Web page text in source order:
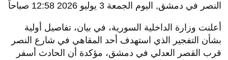
النصر في دمشق, اليوم الجمعة 3 يوليو 2026 12:58 صباحاً
أعلنت وزارة الداخلية السورية، في بيان، تفاصيل أولية
بشأن التفجير الذي استهدف أحد المقاهي في شارع النصر
قرب القصر العدلي في دمشق، مؤكدة أن الحادث أسفر